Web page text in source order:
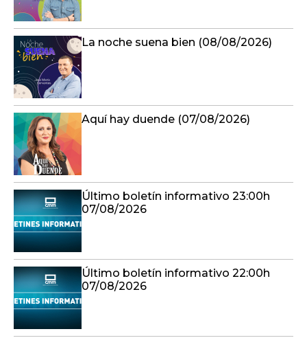
La noche suena bien (08/08/2026)
Aquí hay duende (07/08/2026)
Último boletín informativo 23:00h
07/08/2026
Último boletín informativo 22:00h
07/08/2026